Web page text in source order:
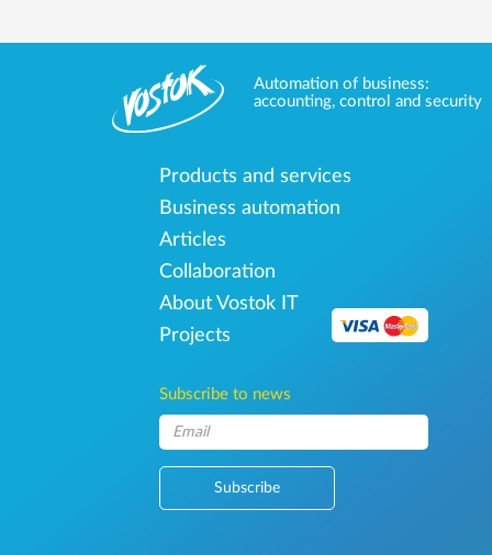
Automation of business:
accounting, control and security
Products and services
Business automation
Articles
Collaboration
About Vostok IT
Projects
Subscribe to news
Subscribe